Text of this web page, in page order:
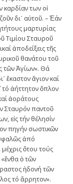
καρδίαν των οἱ
δι᾽ αὐτοῦ. – Ἐάν
μαρτυρίας
Τιμίου Σταυροῦ
ἀποδείξεις τῆς
θανάτου τοῦ
τῶν Ἁγίων». Θά
ἕκαστον ἅγιον καί
τό ἀήττητον ὅπλον
ἀοράτους
Σταυρόν παντοῦ
εἰς τήν θέλησίν
πηγήν σωστικῶν
ἀπό
μέχρις ὅτου τούς
ὁ τῶν
ἡδονή τῶν
τό ἄρρητον».